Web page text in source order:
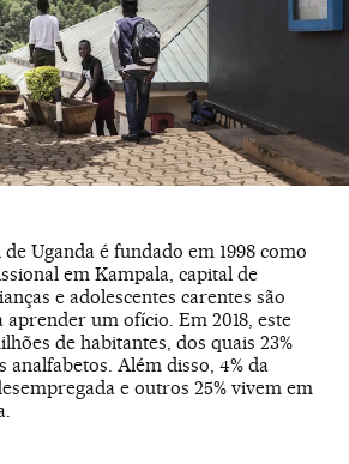
Uganda é fundado em 1998 como
em Kampala, capital de
e adolescentes carentes são
um ofício. Em 2018, este
de habitantes, dos quais 23%
analfabetos. Além disso, 4% da
e outros 25% vivem em